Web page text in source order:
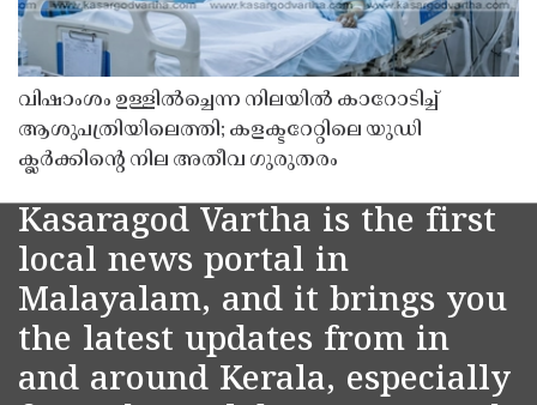
വിഷാംശം ഉള്ളിൽച്ചെന്ന നിലയിൽ കാറോടിച്ച്
ആശുപത്രിയിലെത്തി; കളക്ടറേറ്റിലെ യുഡി
ക്ലർക്കിൻ്റെ നില അതീവ ഗുരുതരം
Kasaragod Vartha is the first
local news portal in
Malayalam, and it brings you
the latest updates from in
and around Kerala, especially